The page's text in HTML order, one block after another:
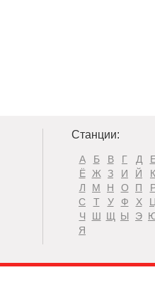
Станции:
А Б В Г Д
Ё
Ж З И Й
К
Л
М Н О П
С
Т У Ф Х
Ч
Ш Щ Ы Э
Я